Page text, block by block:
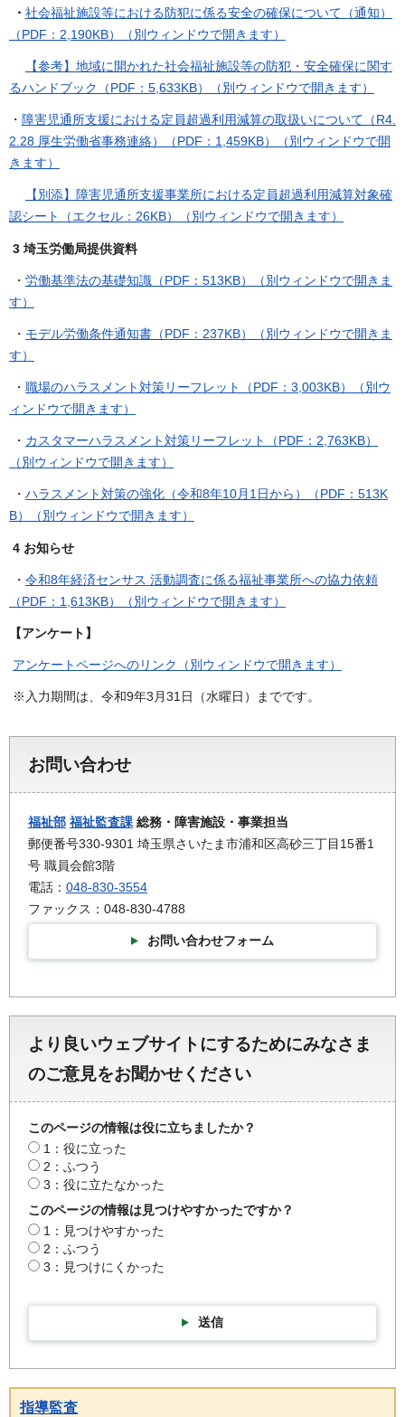
・ 社会福祉施設等における防犯に係る安全の確保について（通知）
（PDF：2,190KB）（別ウィンドウで開きます）
【参考】地域に開かれた社会福祉施設等の防犯・安全確保に関す
るハンドブック（PDF：5,633KB）（別ウィンドウで開きます）
・ 障害児通所支援における定員超過利用減算の取扱いについて（R4.
2.28 厚生労働省事務連絡）（PDF：1,459KB）（別ウィンドウで開
きます）
【別添】障害児通所支援事業所における定員超過利用減算対象確
認シート（エクセル：26KB）（別ウィンドウで開きます）
3 埼玉労働局提供資料
・ 労働基準法の基礎知識（PDF：513KB）（別ウィンドウで開きま
す）
・ モデル労働条件通知書（PDF：237KB）（別ウィンドウで開きま
す）
・ 職場のハラスメント対策リーフレット（PDF：3,003KB）（別ウ
ィンドウで開きます）
・ カスタマーハラスメント対策リーフレット（PDF：2,763KB）
（別ウィンドウで開きます）
・ ハラスメント対策の強化（令和8年10月1日から）（PDF：513K
B）（別ウィンドウで開きます）
4 お知らせ
・ 令和8年経済センサス 活動調査に係る福祉事業所への協力依頼
（PDF：1,613KB）（別ウィンドウで開きます）
【アンケート】
アンケートページへのリンク（別ウィンドウで開きます）
※入力期間は、令和9年3月31日（水曜日）までです。
お問い合わせ
福祉部 福祉監査課 総務・障害施設・事業担当
郵便番号330-9301 埼玉県さいたま市浦和区高砂三丁目15番1
号 職員会館3階
電話： 048-830-3554
ファックス：048-830-4788
お問い合わせフォーム
より良いウェブサイトにするためにみなさま
のご意見をお聞かせください
このページの情報は役に立ちましたか？
1：役に立った
2：ふつう
3：役に立たなかった
このページの情報は見つけやすかったですか？
1：見つけやすかった
2：ふつう
3：見つけにくかった
送信
指導監査